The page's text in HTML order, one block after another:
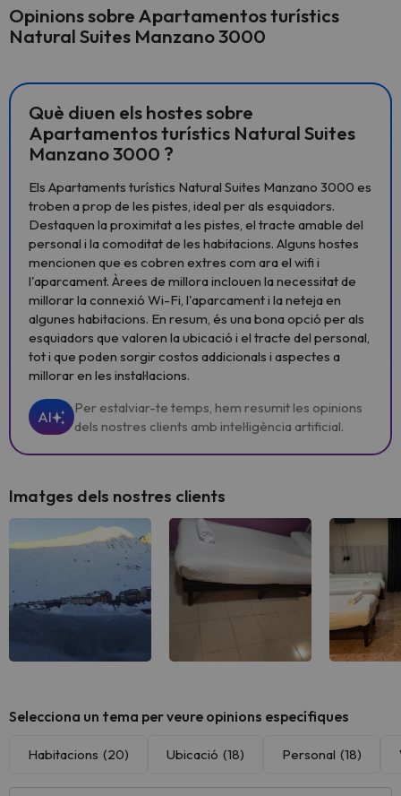
Opinions sobre Apartamentos turístics
Natural Suites Manzano 3000
Què diuen els hostes sobre
Apartamentos turístics Natural Suites
Manzano 3000 ?
Els Apartaments turístics Natural Suites Manzano 3000 es
troben a prop de les pistes, ideal per als esquiadors.
Destaquen la proximitat a les pistes, el tracte amable del
personal i la comoditat de les habitacions. Alguns hostes
mencionen que es cobren extres com ara el wifi i
l'aparcament. Àrees de millora inclouen la necessitat de
millorar la connexió Wi-Fi, l'aparcament i la neteja en
algunes habitacions. En resum, és una bona opció per als
esquiadors que valoren la ubicació i el tracte del personal,
tot i que poden sorgir costos addicionals i aspectes a
millorar en les instal·lacions.
AI
Per estalviar-te temps, hem resumit les opinions
dels nostres clients amb intel·ligència artificial.
Imatges dels nostres clients
Selecciona un tema per veure opinions específiques
Habitacions (20) Ubicació (18) Personal (18)